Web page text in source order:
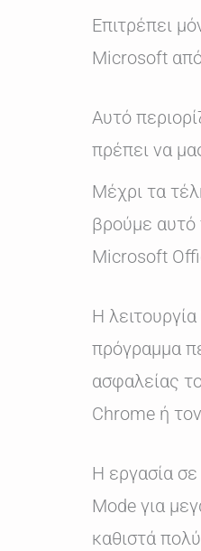
Επιτρέπει
Microsoft
Αυτό
πρέπει να
Μέχρι τα
βρούμε αυτό
Microsoft
Η
πρόγραμμα
ασφαλείας
Chrome ή
Η εργασία
Mode για
καθιστά